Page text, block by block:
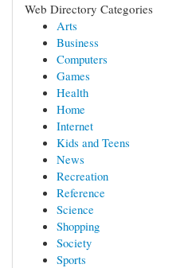
Web Directory Categories
Arts
Business
Computers
Games
Health
Home
Internet
Kids and Teens
News
Recreation
Reference
Science
Shopping
Society
Sports